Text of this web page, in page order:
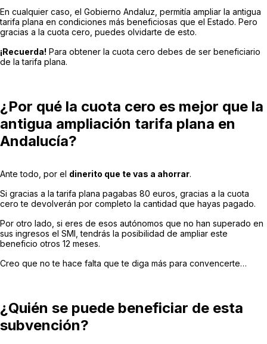
En cualquier caso, el Gobierno Andaluz, permitía ampliar la antigua
tarifa plana en condiciones más beneficiosas que el Estado. Pero
gracias a la cuota cero, puedes olvidarte de esto.
¡Recuerda! Para obtener la cuota cero debes de ser beneficiario
de la tarifa plana.
¿Por qué la cuota cero es mejor que la
antigua ampliación tarifa plana en
Andalucía?
Ante todo, por el dinerito que te vas a ahorrar.
Si gracias a la tarifa plana pagabas 80 euros, gracias a la cuota
cero te devolverán por completo la cantidad que hayas pagado.
Por otro lado, si eres de esos autónomos que no han superado en
sus ingresos el SMI, tendrás la posibilidad de ampliar este
beneficio otros 12 meses.
Creo que no te hace falta que te diga más para convencerte…
¿Quién se puede beneficiar de esta
subvención?